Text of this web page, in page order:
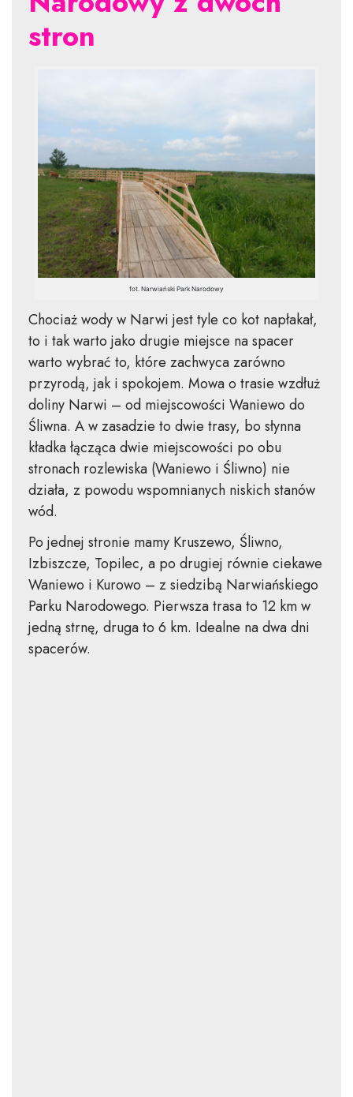
stron
fot. Narwiański Park Narodowy
Chociaż wody w Narwi jest tyle co kot napłakał,
to i tak warto jako drugie miejsce na spacer
warto wybrać to, które zachwyca zarówno
przyrodą, jak i spokojem. Mowa o trasie wzdłuż
doliny Narwi – od miejscowości Waniewo do
Śliwna. A w zasadzie to dwie trasy, bo słynna
kładka łącząca dwie miejscowości po obu
stronach rozlewiska (Waniewo i Śliwno) nie
działa, z powodu wspomnianych niskich stanów
wód.
Po jednej stronie mamy Kruszewo, Śliwno,
Izbiszcze, Topilec, a po drugiej równie ciekawe
Waniewo i Kurowo – z siedzibą Narwiańskiego
Parku Narodowego. Pierwsza trasa to 12 km w
jedną strnę, druga to 6 km. Idealne na dwa dni
spacerów.